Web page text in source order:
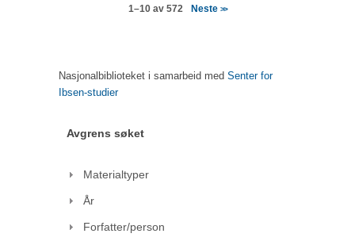
1–10 av 572 Neste >>
Nasjonalbiblioteket i samarbeid med Senter for
Ibsen-studier
Avgrens søket
Materialtyper
År
Forfatter/person